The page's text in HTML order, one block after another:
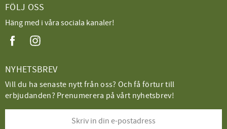
FÖLJ OSS
Häng med i våra sociala kanaler!
NYHETSBREV
Vill du ha senaste nytt från oss? Och få förtur till
erbjudanden? Prenumerera på vårt nyhetsbrev!